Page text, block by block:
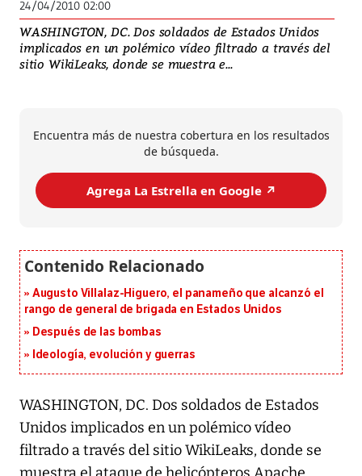
24/04/2010 02:00
WASHINGTON, DC. Dos soldados de Estados Unidos
implicados en un polémico vídeo filtrado a través del
sitio WikiLeaks, donde se muestra e...
Encuentra más de nuestra cobertura en los resultados
de búsqueda.
Agrega La Estrella en Google ↗️
Augusto Villalaz-Higuero, el panameño que alcanzó el
rango de general de brigada en Estados Unidos
Después de las bombas
Ideología, evolución y guerras
WASHINGTON, DC. Dos soldados de Estados
Unidos implicados en un polémico vídeo
filtrado a través del sitio WikiLeaks, donde se